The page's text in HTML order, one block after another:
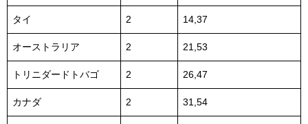
タイ 2 14,37
オーストラリア 2 21,53
トリニダードトバゴ 2 26,47
カナダ 2 31,54